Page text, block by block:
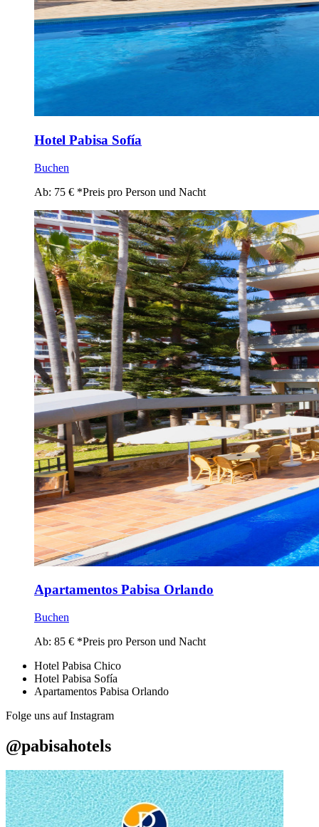
Hotel Pabisa Sofía
Buchen
Ab: 75 € *Preis pro Person und Nacht
Apartamentos Pabisa Orlando
Buchen
Ab: 85 € *Preis pro Person und Nacht
Hotel Pabisa Chico
Hotel Pabisa Sofía
Apartamentos Pabisa Orlando
Folge uns auf Instagram
@pabisahotels